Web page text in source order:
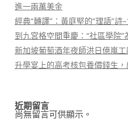
進一兩萬美金
經典“轉譯”：黃庭堅的“理語”
到九宮格空間重慶：“社區學院
新加坡葡萄酒年夜師洪日億嵐
升學宴上的高考核包養價錢生
近期留言
尚無留言可供顯示。